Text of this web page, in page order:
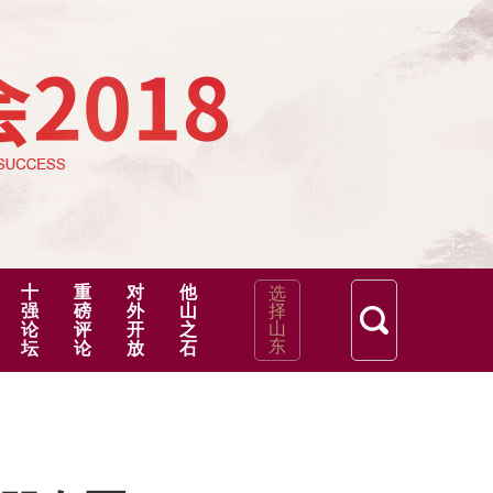
十
强
论
坛
重
磅
评
论
对
外
开
放
他
山
之
石
选
择
山
东